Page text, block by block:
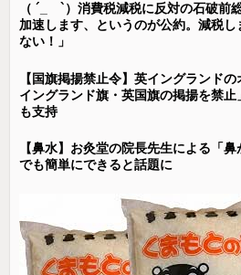
（ ´_ゝ`）消費税減税に反対の石破前
加速します、というのが公約。減税
ない！」
【国旗掲揚禁止令】英イングランド
イングランド旗・英国旗の掲揚を禁
も支持
【鼻水】お灸堂の院長先生による「
でも簡単にできると話題に